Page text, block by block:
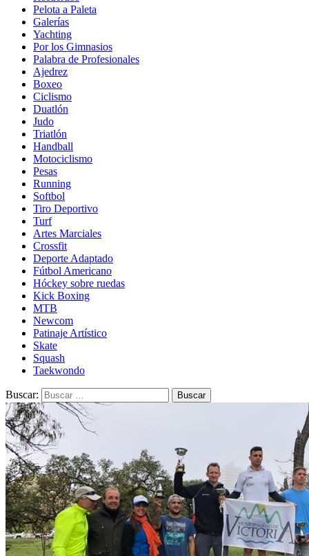
Pelota a Paleta
Galerías
Yachting
Por los Gimnasios
Palabra de Profesionales
Ajedrez
Boxeo
Ciclismo
Duatlón
Judo
Triatlón
Handball
Motociclismo
Pesas
Running
Softbol
Tiro Deportivo
Turf
Artes Marciales
Crossfit
Deporte Adaptado
Fútbol Americano
Hóckey sobre ruedas
Kick Boxing
MTB
Newcom
Patinaje Artístico
Skate
Squash
Taekwondo
Buscar: